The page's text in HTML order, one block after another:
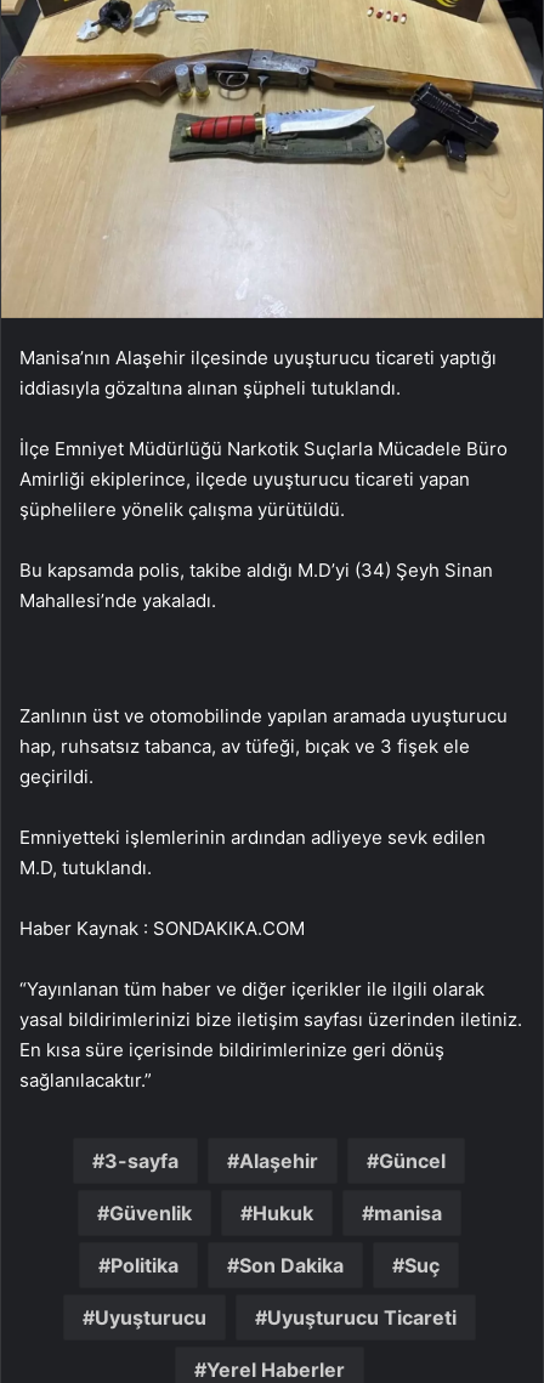
Manisa’nın Alaşehir ilçesinde uyuşturucu ticareti yaptığı
iddiasıyla gözaltına alınan şüpheli tutuklandı.
İlçe Emniyet Müdürlüğü Narkotik Suçlarla Mücadele Büro
Amirliği ekiplerince, ilçede uyuşturucu ticareti yapan
şüphelilere yönelik çalışma yürütüldü.
Bu kapsamda polis, takibe aldığı M.D’yi (34) Şeyh Sinan
Mahallesi’nde yakaladı.
Zanlının üst ve otomobilinde yapılan aramada uyuşturucu
hap, ruhsatsız tabanca, av tüfeği, bıçak ve 3 fişek ele
geçirildi.
Emniyetteki işlemlerinin ardından adliyeye sevk edilen
M.D, tutuklandı.
Haber Kaynak : SONDAKIKA.COM
“Yayınlanan tüm haber ve diğer içerikler ile ilgili olarak
yasal bildirimlerinizi bize iletişim sayfası üzerinden iletiniz.
En kısa süre içerisinde bildirimlerinize geri dönüş
sağlanılacaktır.”
3-sayfa Alaşehir Güncel
Güvenlik Hukuk manisa
Politika Son Dakika Suç
Uyuşturucu Uyuşturucu Ticareti
Yerel Haberler